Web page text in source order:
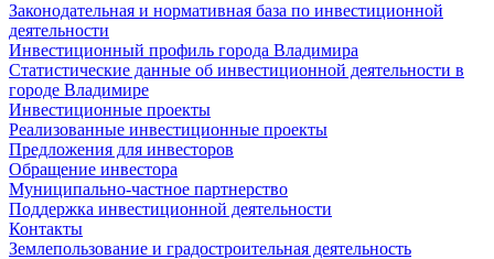
Законодательная и нормативная база по инвестиционной
деятельности
Инвестиционный профиль города Владимира
Статистические данные об инвестиционной деятельности в
городе Владимире
Инвестиционные проекты
Реализованные инвестиционные проекты
Предложения для инвесторов
Обращение инвестора
Муниципально-частное партнерство
Поддержка инвестиционной деятельности
Контакты
Землепользование и градостроительная деятельность